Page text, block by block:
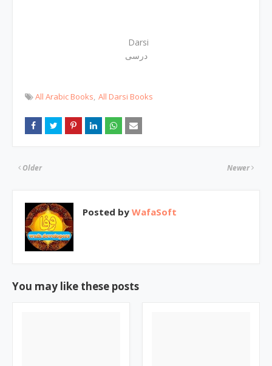
Darsi
درسی
All Arabic Books All Darsi Books
Newer
Older
Posted by WafaSoft
You may like these posts